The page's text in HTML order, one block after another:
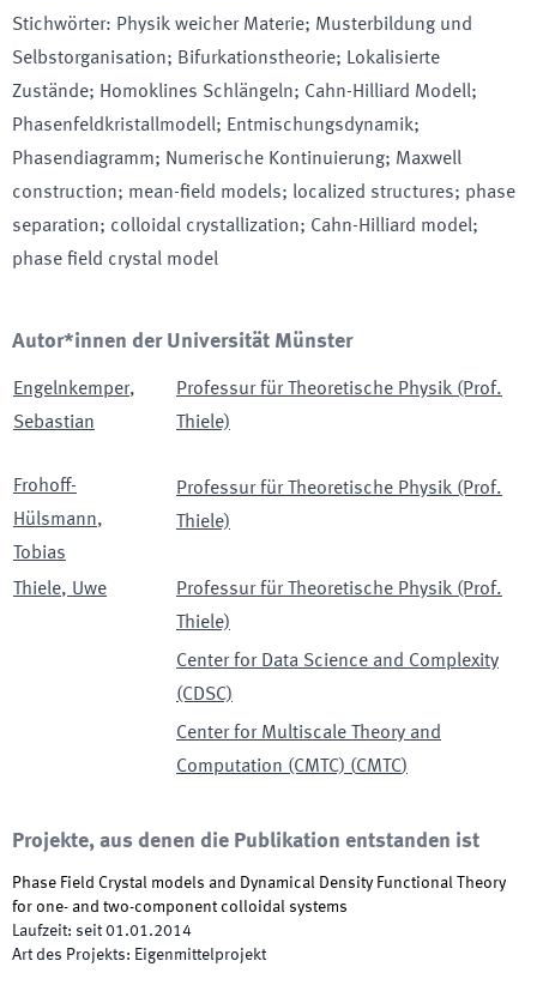
Stichwörter: Physik weicher Materie; Musterbildung und
Selbstorganisation; Bifurkationstheorie; Lokalisierte
Zustände; Homoklines Schlängeln; Cahn-Hilliard Modell;
Phasenfeldkristallmodell; Entmischungsdynamik;
Phasendiagramm; Numerische Kontinuierung; Maxwell
construction; mean-field models; localized structures; phase
separation; colloidal crystallization; Cahn-Hilliard model;
phase field crystal model
Autor*innen der Universität Münster
Engelnkemper,
Sebastian
Professur für Theoretische Physik (Prof.
Thiele)
Frohoff-
Hülsmann,
Tobias
Professur für Theoretische Physik (Prof.
Thiele)
Thiele, Uwe
Professur für Theoretische Physik (Prof.
Thiele)
Center for Data Science and Complexity
(CDSC)
Center for Multiscale Theory and
Computation (CMTC) (CMTC)
Projekte, aus denen die Publikation entstanden ist
Phase Field Crystal models and Dynamical Density Functional Theory
for one- and two-component colloidal systems
Laufzeit: seit 01.01.2014
Art des Projekts: Eigenmittelprojekt